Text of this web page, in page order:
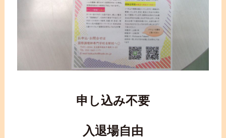
申し込み不要
入退場自由